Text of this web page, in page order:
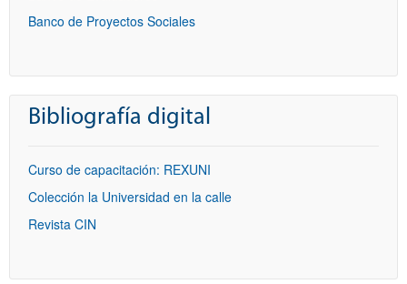
Banco de Proyectos Sociales
Bibliografía digital
Curso de capacitación: REXUNI
Colección la Universidad en la calle
Revista CIN